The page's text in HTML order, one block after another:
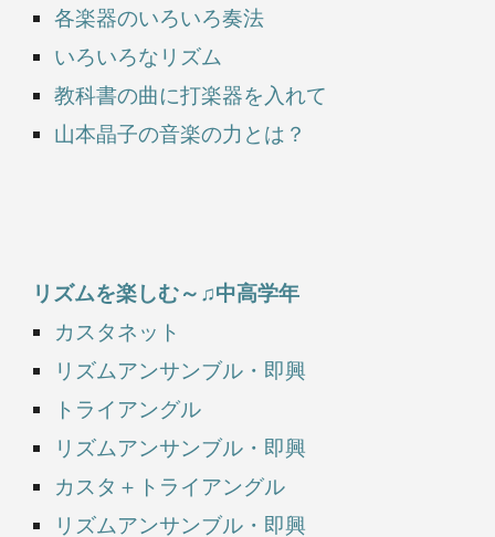
各楽器のいろいろ奏法
いろいろなリズム
教科書の曲に打楽器を入れて
山本晶子の音楽の力とは？
リズムを楽しむ～♫中高学年
カスタネット
リズムアンサンブル・即興
トライアングル
リズムアンサンブル・即興
カスタ＋トライアングル
リズムアンサンブル・即興